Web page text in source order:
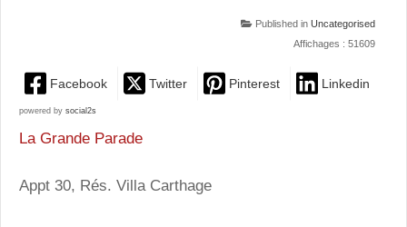
Published in Uncategorised
Affichages : 51609
Facebook Twitter Pinterest Linkedin
powered by social2s
La Grande Parade
Appt 30, Rés. Villa Carthage